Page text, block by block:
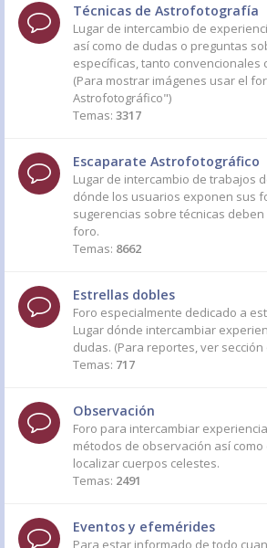
Técnicas de Astrofotografía
Lugar de intercambio de
así como de dudas o preguntas
específicas, tanto convencionales
(Para mostrar imágenes usar el
Astrofotográfico")
Temas: 3317
Escaparate Astrofotográfico
Lugar de intercambio de trabajos
dónde los usuarios exponen sus
sugerencias sobre técnicas
foro.
Temas: 8662
Estrellas dobles
Foro especialmente dedicado a
Lugar dónde intercambiar
dudas. (Para reportes, ver
Temas: 717
Observación
Foro para intercambiar
métodos de observación así
localizar cuerpos celestes.
Temas: 2491
Eventos y efemérides
Para estar informado de todo